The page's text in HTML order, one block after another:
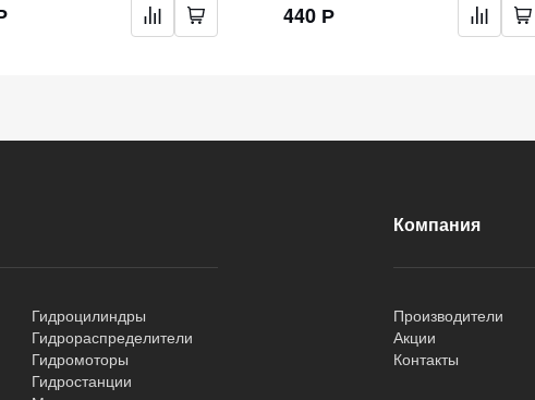
440 Р
Гидроцилиндры
Гидрораспределители
Гидромоторы
Гидростанции
Компания
Производители
Акции
Контакты